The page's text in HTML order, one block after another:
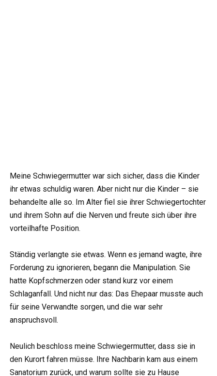
Meine Schwiegermutter war sich sicher, dass die Kinder
ihr etwas schuldig waren. Aber nicht nur die Kinder – sie
behandelte alle so. Im Alter fiel sie ihrer Schwiegertochter
und ihrem Sohn auf die Nerven und freute sich über ihre
vorteilhafte Position.
Ständig verlangte sie etwas. Wenn es jemand wagte, ihre
Forderung zu ignorieren, begann die Manipulation. Sie
hatte Kopfschmerzen oder stand kurz vor einem
Schlaganfall. Und nicht nur das: Das Ehepaar musste auch
für seine Verwandte sorgen, und die war sehr
anspruchsvoll.
Neulich beschloss meine Schwiegermutter, dass sie in
den Kurort fahren müsse. Ihre Nachbarin kam aus einem
Sanatorium zurück, und warum sollte sie zu Hause